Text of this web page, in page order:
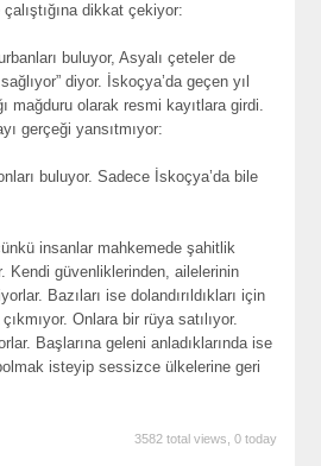
dikkat çekiyor:
buluyor, Asyalı çeteler de
diyor. İskoçya’da geçen yıl
mağduru olarak resmi kayıtlara girdi.
gerçeği yansıtmıyor:
buluyor. Sadece İskoçya’da bile
insanlar mahkemede şahitlik
Kendi güvenliklerinden, ailelerinin
Bazıları ise dolandırıldıkları için
Onlara bir rüya satılıyor.
Başlarına geleni anladıklarında ise
isteyip sessizce ülkelerine geri
3582 total views, 0 today